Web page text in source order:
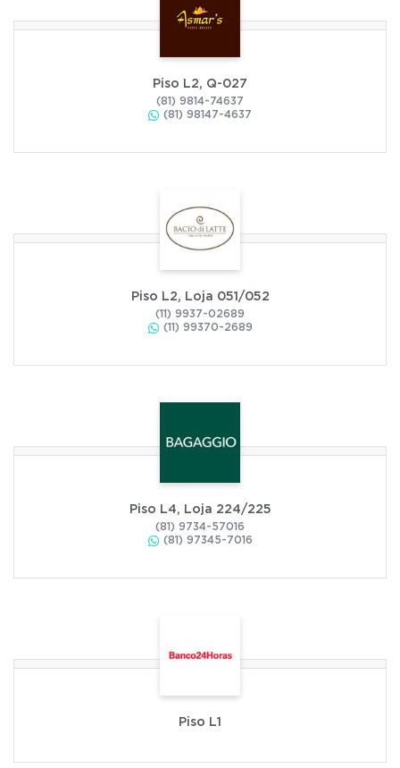
Piso L2, Q-027
(81) 9814-74637
(81) 98147-4637
Piso L2, Loja 051/052
(11) 9937-02689
(11) 99370-2689
Piso L4, Loja 224/225
(81) 9734-57016
(81) 97345-7016
Piso L1